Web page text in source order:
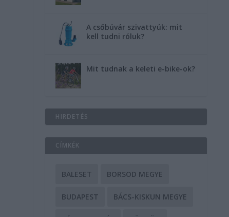
A csőbúvár szivattyúk: mit
kell tudni róluk?
Mit tudnak a keleti e-bike-ok?
HIRDETÉS
CÍMKÉK
BALESET BORSOD MEGYE
BUDAPEST BÁCS-KISKUN MEGYE